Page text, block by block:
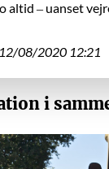
altid – uanset
12/08/2020 12:21
i